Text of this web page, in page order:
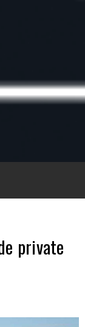
private